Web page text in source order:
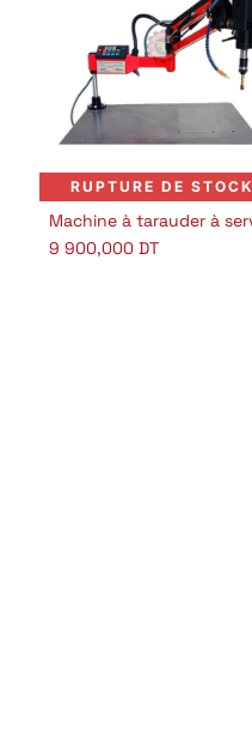
RUPTURE DE STOCK
9 900,000DT